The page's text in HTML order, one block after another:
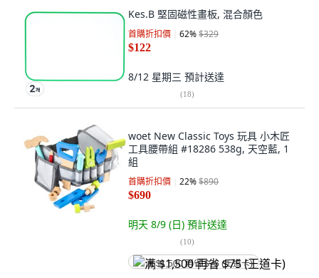
Kes.B 堅固磁性畫板, 混合顏色
首購折扣價 62%$329
$122
8/12 星期三 預計送達
(18)
woet New Classic Toys 玩具 小木匠
工具腰帶組 #18286 538g, 天空藍, 1
組
首購折扣價 22%$890
$690
明天 8/9 (日) 預計送達
(10)
满 $1,500 再省 $75 (王道卡)